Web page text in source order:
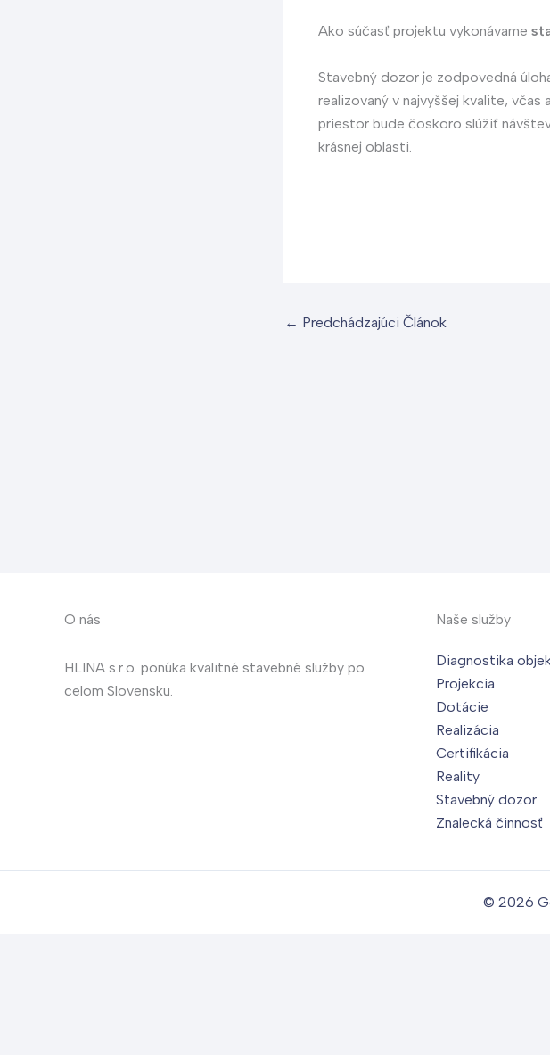
Ako súčasť projektu vykonávame
Stavebný dozor je zodpovedná
realizovaný v najvyššej kvalite, včas
priestor bude čoskoro slúžiť
krásnej oblasti.
← Predchádzajúci Článok
O nás
HLINA s.r.o. ponúka kvalitné stavebné služby po
celom Slovensku.
Naše služby
Diagnostika
Projekcia
Dotácie
Realizácia
Certifikácia
Reality
Stavebný dozor
Znalecká činnosť
© 2026